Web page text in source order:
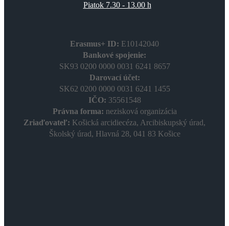
Piatok 7.30 - 13.00 h
Erasmus+ ID: E10142040
Bankové spojenie:
SK93 0200 0000 0031 6241 8657
Darovací účet:
SK62 0200 0000 0031 6241 1455
IČO: 35561548
Právna forma: nezisková organizácia
Zriaďovateľ: Košická arcidiecéza, Arcibiskupský úrad,
Školský úrad, Hlavná 28, 041 83 Košice